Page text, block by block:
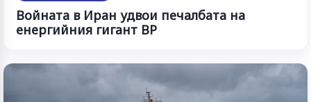
Войната в Иран удвои печалбата на
енергийния гигант BP